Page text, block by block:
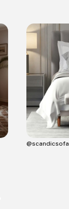
@scandicsofa